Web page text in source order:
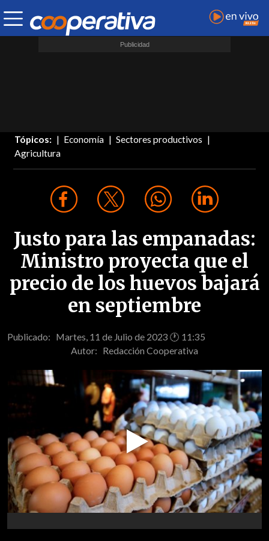
Tópicos: Economía
Sectores productivos
Agricultura
Justo para las empanadas:
Ministro proyecta que el
precio de los huevos bajará
en septiembre
Publicado: Martes, 11 de Julio de 2023 🕐 11:35
Autor: Redacción Cooperativa
Play
Video